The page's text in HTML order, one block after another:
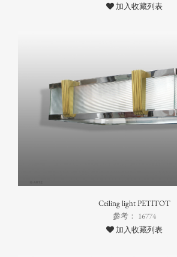
加入收藏列表
Ceiling light PETITOT
參考： 16774
加入收藏列表